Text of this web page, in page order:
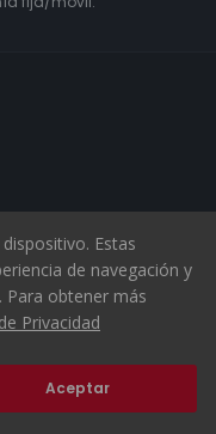
Estas
de navegación y
Para obtener más
Privacidad
Aceptar